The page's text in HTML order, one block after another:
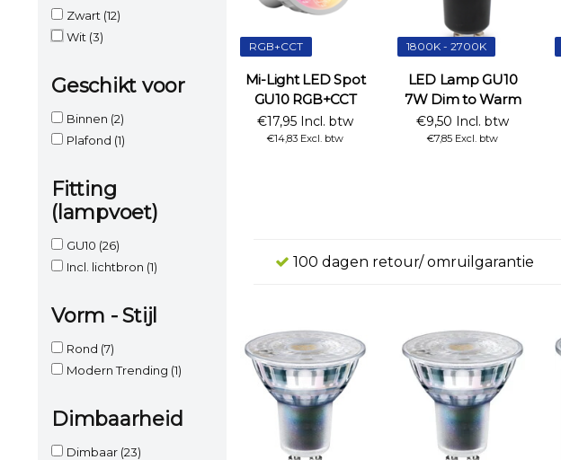
Zwart (12)
Wit (3)
Geschikt voor
Binnen (2)
Plafond (1)
Fitting
(lampvoet)
GU10 (26)
Incl. lichtbron (1)
Vorm - Stijl
Rond (7)
Modern Trending (1)
Dimbaarheid
Dimbaar (23)
RGB+CCT
Mi-Light LED Spot
GU10 RGB+CCT
€17,95 Incl. btw
€14,83 Excl. btw
1800K - 2700K
LED Lamp GU10
7W Dim to Warm
€9,50 Incl. btw
€7,85 Excl. btw
100 dagen retour/ omruilgarantie